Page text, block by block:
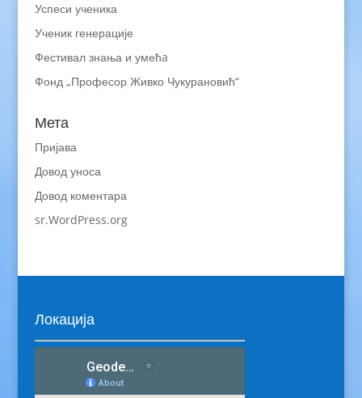
Успеси ученика
Ученик генерације
Фестивал знања и умећa
Фонд „Професор Живко Чукурановић“
Мета
Пријава
Довод уноса
Довод коментара
sr.WordPress.org
Локација